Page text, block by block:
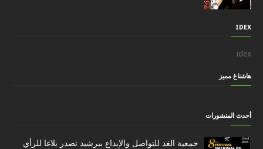
IDEX
idex
هاشتاغ مميز
أحدث المنشورات
جمعية الغد للتواصل والإبداع ببرشيد تصدر بلاغا للرأي